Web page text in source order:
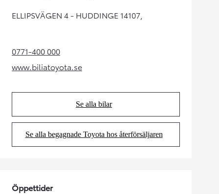
ELLIPSVÄGEN 4 - HUDDINGE 14107,
0771-400 000(Opens in new tab)
www.biliatoyota.se
(Opens in new tab)
Se alla bilar
(Opens in new tab)
Se alla begagnade Toyota hos återförsäljaren
(Opens in new tab)
Öppettider